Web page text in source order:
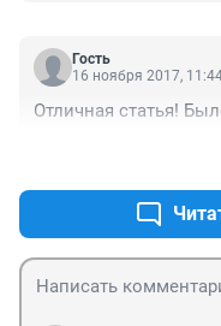
Гость
16 ноября 2017,
Отличная статья!